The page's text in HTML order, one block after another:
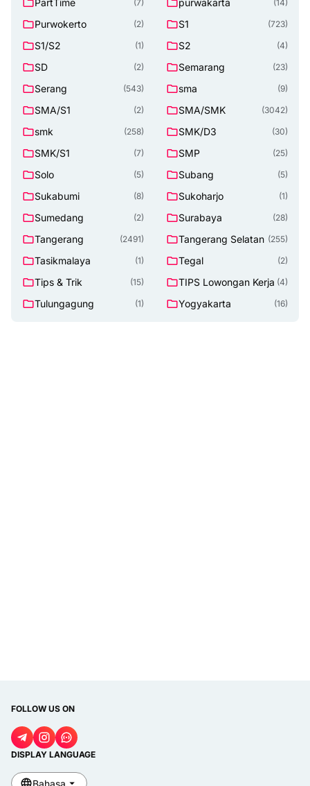
PartTime (7) purwakarta (14)
Purwokerto (2) S1 (723)
S1/S2 (1) S2 (4)
SD (2) Semarang (23)
Serang (543) sma (9)
SMA/S1 (2) SMA/SMK (3042)
smk (258) SMK/D3 (30)
SMK/S1 (7) SMP (25)
Solo (5) Subang (5)
Sukabumi (8) Sukoharjo (1)
Sumedang (2) Surabaya (28)
Tangerang (2491) Tangerang Selatan (255)
Tasikmalaya (1) Tegal (2)
Tips & Trik (15) TIPS Lowongan Kerja (4)
Tulungagung (1) Yogyakarta (16)
FOLLOW US ON
DISPLAY LANGUAGE
Bahasa